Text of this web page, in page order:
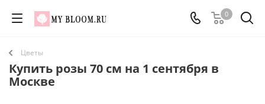
0
Цветы
Купить розы 70 см на 1 сентября в
Москве